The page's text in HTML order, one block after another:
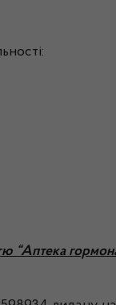
“Аптека